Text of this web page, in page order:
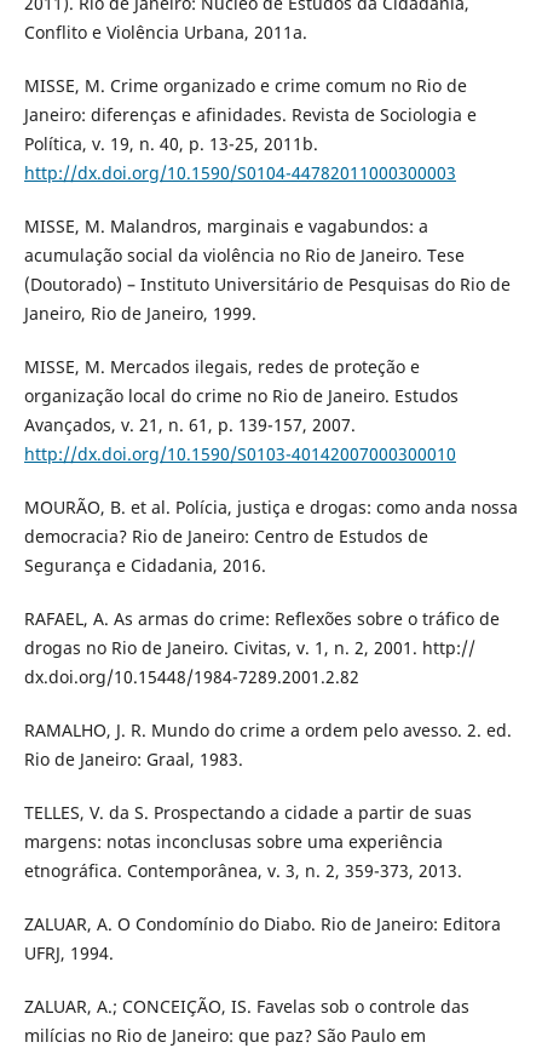
Conflito e Violência Urbana, 2011a.
MISSE, M. Crime organizado e crime comum no Rio de
Janeiro: diferenças e afinidades. Revista de Sociologia e
Política, v. 19, n. 40, p. 13-25, 2011b.
http://dx.doi.org/10.1590/S0104-44782011000300003
MISSE, M. Malandros, marginais e vagabundos: a
acumulação social da violência no Rio de Janeiro. Tese
(Doutorado) – Instituto Universitário de Pesquisas do Rio de
Janeiro, Rio de Janeiro, 1999.
MISSE, M. Mercados ilegais, redes de proteção e
organização local do crime no Rio de Janeiro. Estudos
Avançados, v. 21, n. 61, p. 139-157, 2007.
http://dx.doi.org/10.1590/S0103-40142007000300010
MOURÃO, B. et al. Polícia, justiça e drogas: como anda nossa
democracia? Rio de Janeiro: Centro de Estudos de
Segurança e Cidadania, 2016.
RAFAEL, A. As armas do crime: Reflexões sobre o tráfico de
drogas no Rio de Janeiro. Civitas, v. 1, n. 2, 2001. http://
dx.doi.org/10.15448/1984-7289.2001.2.82
RAMALHO, J. R. Mundo do crime a ordem pelo avesso. 2. ed.
Rio de Janeiro: Graal, 1983.
TELLES, V. da S. Prospectando a cidade a partir de suas
margens: notas inconclusas sobre uma experiência
etnográfica. Contemporânea, v. 3, n. 2, 359-373, 2013.
ZALUAR, A. O Condomínio do Diabo. Rio de Janeiro: Editora
UFRJ, 1994.
ZALUAR, A.; CONCEIÇÃO, IS. Favelas sob o controle das
milícias no Rio de Janeiro: que paz? São Paulo em